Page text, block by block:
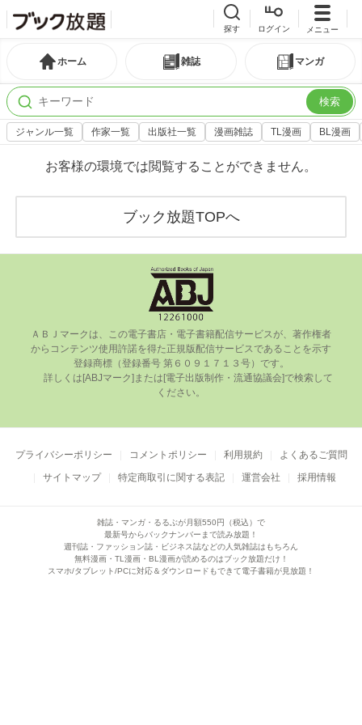
探す ログイン メニュー
ホーム 雑誌 マンガ
検索
ジャンル一覧 作家一覧 出版社一覧 漫画雑誌 TL漫画 BL漫画
お客様の環境では閲覧することができません。
ブック放題TOPへ
ＡＢＪマークは、この電⼦書店・電⼦書籍配信サービスが、著作権者
からコンテンツ使⽤許諾を得た正規版配信サービスであることを⽰す
登録商標（登録番号 第６０９１７１３号）です。
ください。
プライバシーポリシー コメントポリシー 利用規約
よくあるご質問
サイトマップ
特定商取引に関する表記 運営会社 採用情報
雑誌・マンガ・るるぶが月額550円（税込）で
最新号からバックナンバーまで読み放題！
週刊誌・ファッション誌・ビジネス誌などの人気雑誌はもちろん
無料漫画・TL漫画・BL漫画が読めるのはブック放題だけ！
スマホ/タブレット/PCに対応＆ダウンロードもできて電子書籍が見放題！